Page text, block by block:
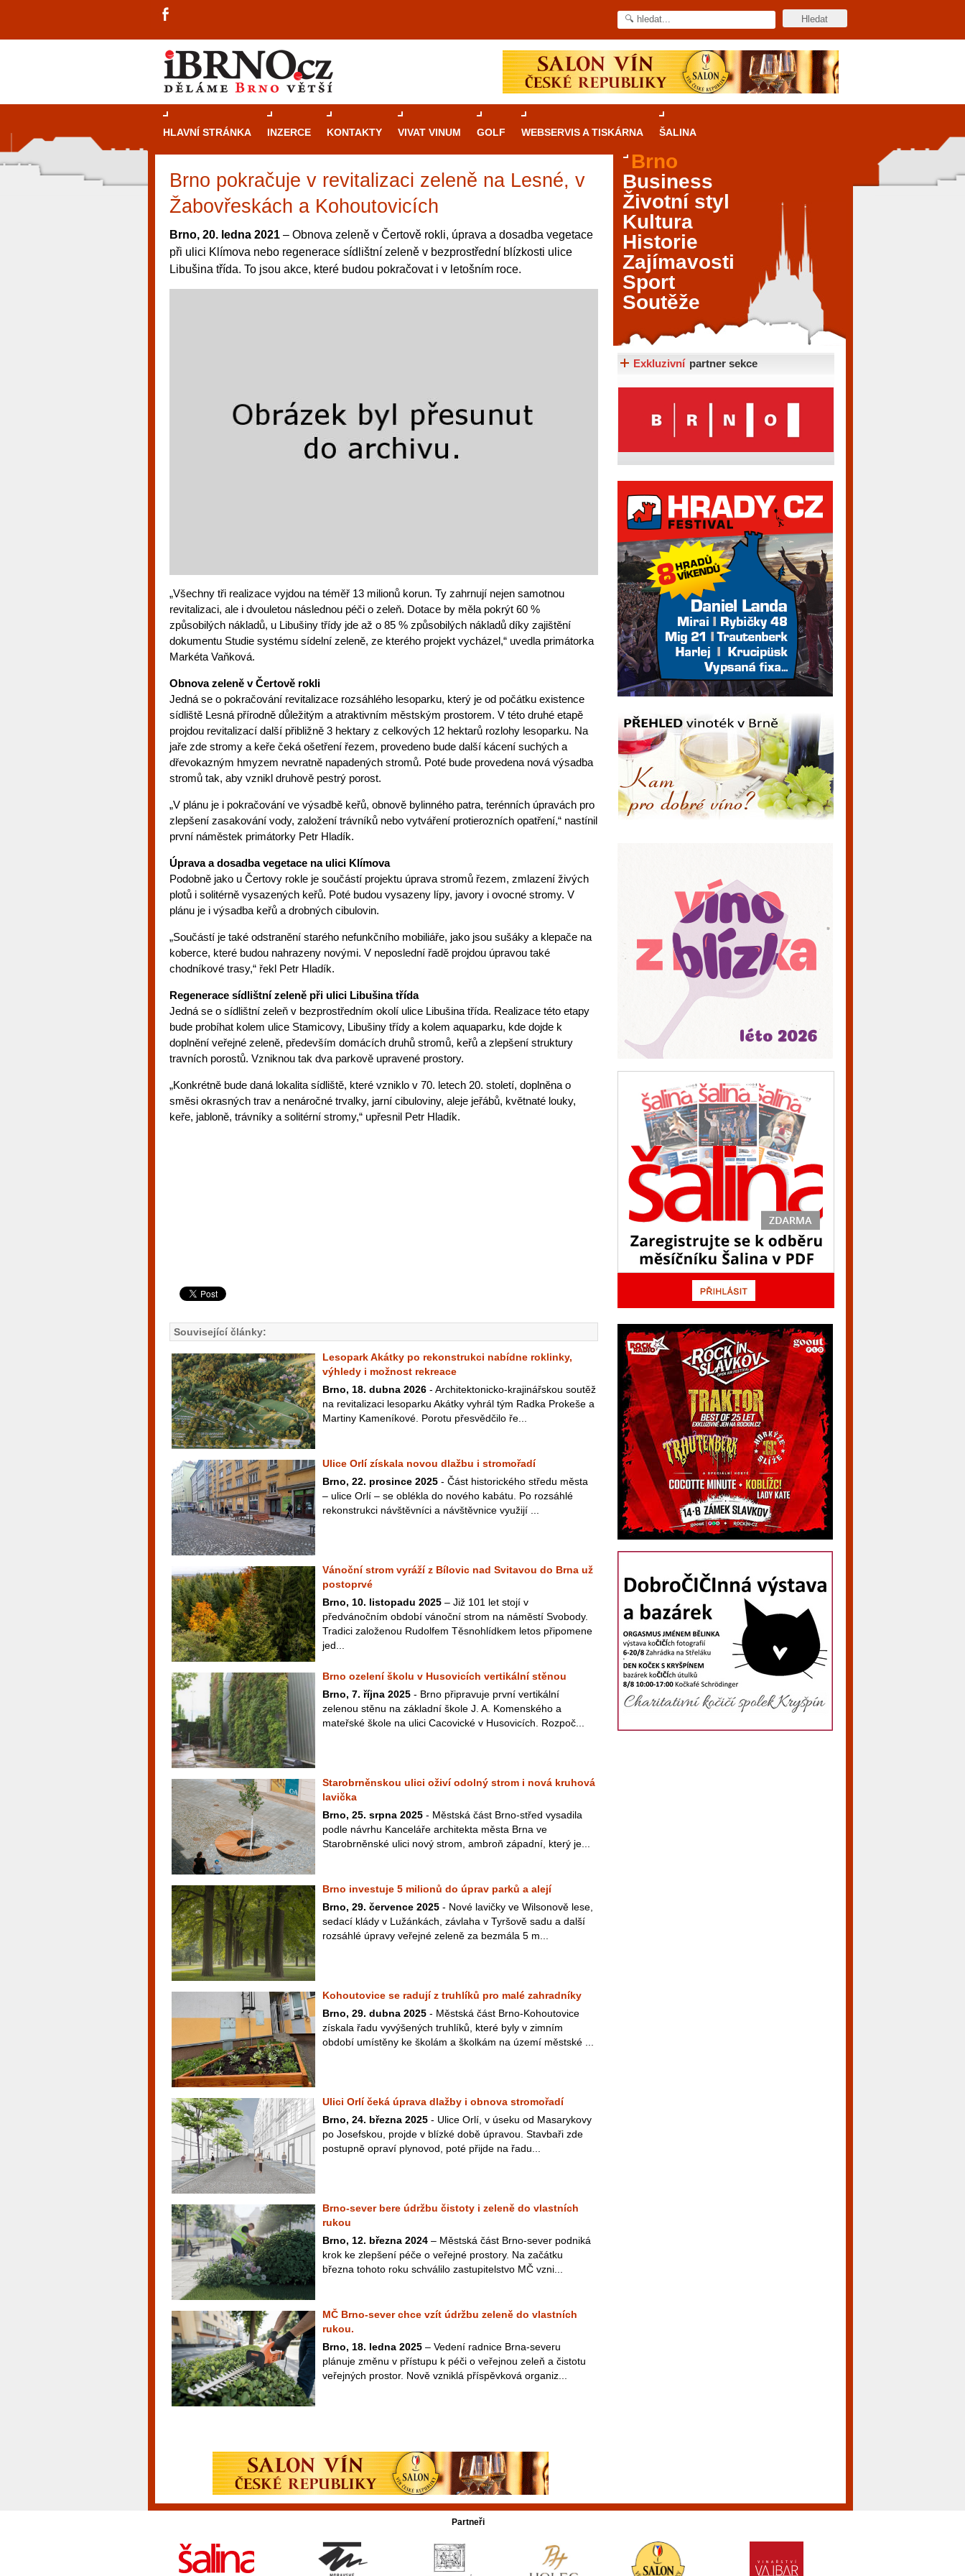
HLAVNÍ STRÁNKA INZERCE KONTAKTY VIVAT VINUM GOLF WEBSERVIS A TISKÁRNA ŠALINA
Brno pokračuje v revitalizaci zeleně na Lesné, v
Žabovřeskách a Kohoutovicích
Brno, 20. ledna 2021 – Obnova zeleně v Čertově rokli, úprava a dosadba vegetace
při ulici Klímova nebo regenerace sídlištní zeleně v bezprostřední blízkosti ulice
Libušina třída. To jsou akce, které budou pokračovat i v letošním roce.
„Všechny tři realizace vyjdou na téměř 13 milionů korun. Ty zahrnují nejen samotnou
revitalizaci, ale i dvouletou následnou péči o zeleň. Dotace by měla pokrýt 60 %
způsobilých nákladů, u Libušiny třídy jde až o 85 % způsobilých nákladů díky zajištění
dokumentu Studie systému sídelní zeleně, ze kterého projekt vycházel,“ uvedla primátorka
Markéta Vaňková.
Obnova zeleně v Čertově rokli
Jedná se o pokračování revitalizace rozsáhlého lesoparku, který je od počátku existence
sídliště Lesná přírodně důležitým a atraktivním městským prostorem. V této druhé etapě
projdou revitalizací další přibližně 3 hektary z celkových 12 hektarů rozlohy lesoparku. Na
jaře zde stromy a keře čeká ošetření řezem, provedeno bude další kácení suchých a
dřevokazným hmyzem nevratně napadených stromů. Poté bude provedena nová výsadba
stromů tak, aby vznikl druhově pestrý porost.
„V plánu je i pokračování ve výsadbě keřů, obnově bylinného patra, terénních úpravách pro
zlepšení zasakování vody, založení trávníků nebo vytváření protierozních opatření,“ nastínil
první náměstek primátorky Petr Hladík.
Úprava a dosadba vegetace na ulici Klímova
Podobně jako u Čertovy rokle je součástí projektu úprava stromů řezem, zmlazení živých
plotů i solitérně vysazených keřů. Poté budou vysazeny lípy, javory i ovocné stromy. V
plánu je i výsadba keřů a drobných cibulovin.
„Součástí je také odstranění starého nefunkčního mobiliáře, jako jsou sušáky a klepače na
koberce, které budou nahrazeny novými. V neposlední řadě projdou úpravou také
chodníkové trasy,“ řekl Petr Hladík.
Regenerace sídlištní zeleně při ulici Libušina třída
Jedná se o sídlištní zeleň v bezprostředním okolí ulice Libušina třída. Realizace této etapy
bude probíhat kolem ulice Stamicovy, Libušiny třídy a kolem aquaparku, kde dojde k
doplnění veřejné zeleně, především domácích druhů stromů, keřů a zlepšení struktury
travních porostů. Vzniknou tak dva parkově upravené prostory.
„Konkrétně bude daná lokalita sídliště, které vzniklo v 70. letech 20. století, doplněna o
směsi okrasných trav a nenáročné trvalky, jarní cibuloviny, aleje jeřábů, květnaté louky,
keře, jabloně, trávníky a solitérní stromy,“ upřesnil Petr Hladík.
Související články:
Lesopark Akátky po rekonstrukci nabídne roklinky,
výhledy i možnost rekreace
Brno, 18. dubna 2026 - Architektonicko-krajinářskou soutěž
na revitalizaci lesoparku Akátky vyhrál tým Radka Prokeše a
Martiny Kameníkové. Porotu přesvědčilo ře...
Ulice Orlí získala novou dlažbu i stromořadí
Brno, 22. prosince 2025 - Část historického středu města
– ulice Orlí – se oblékla do nového kabátu. Po rozsáhlé
rekonstrukci návštěvníci a návštěvnice využijí ...
Vánoční strom vyráží z Bílovic nad Svitavou do Brna už
postoprvé
Brno, 10. listopadu 2025 – Již 101 let stojí v
předvánočním období vánoční strom na náměstí Svobody.
Tradici založenou Rudolfem Těsnohlídkem letos připomene
jed...
Brno ozelení školu v Husovicích vertikální stěnou
Brno, 7. října 2025 - Brno připravuje první vertikální
zelenou stěnu na základní škole J. A. Komenského a
mateřské škole na ulici Cacovické v Husovicích. Rozpoč...
Starobrněnskou ulici oživí odolný strom i nová kruhová
lavička
Brno, 25. srpna 2025 - Městská část Brno-střed vysadila
podle návrhu Kanceláře architekta města Brna ve
Starobrněnské ulici nový strom, ambroň západní, který je...
Brno investuje 5 milionů do úprav parků a alejí
Brno, 29. července 2025 - Nové lavičky ve Wilsonově lese,
sedací klády v Lužánkách, závlaha v Tyršově sadu a další
rozsáhlé úpravy veřejné zeleně za bezmála 5 m...
Kohoutovice se radují z truhlíků pro malé zahradníky
Brno, 29. dubna 2025 - Městská část Brno-Kohoutovice
získala řadu vyvýšených truhlíků, které byly v zimním
období umístěny ke školám a školkám na území městské ...
Ulici Orlí čeká úprava dlažby i obnova stromořadí
Brno, 24. března 2025 - Ulice Orlí, v úseku od Masarykovy
po Josefskou, projde v blízké době úpravou. Stavbaři zde
postupně opraví plynovod, poté přijde na řadu...
Brno-sever bere údržbu čistoty i zeleně do vlastních
rukou
Brno, 12. března 2024 – Městská část Brno-sever podniká
krok ke zlepšení péče o veřejné prostory. Na začátku
března tohoto roku schválilo zastupitelstvo MČ vzni...
MČ Brno-sever chce vzít údržbu zeleně do vlastních
rukou.
Brno, 18. ledna 2025 – Vedení radnice Brna-severu
plánuje změnu v přístupu k péči o veřejnou zeleň a čistotu
veřejných prostor. Nově vzniklá příspěvková organiz...
Průvodce
kasinovými hrami v Brně: Od
rulety po video automaty
Brno je městem známým pro zajímavé památky, skvělé
restaurace, divadla a univerzity. Mimo jiné je ale také
místem, kde si můžete legálně a bezpečně vyzkoušet
různé kasinové hry. V neustále kvetoucí moravské
metropoli naleznete širokou nabídku her od klasické
Brno
Business
Životní styl
Kultura
Historie
Zajímavosti
Sport
Soutěže
Exkluzivní partner sekce
Partneři